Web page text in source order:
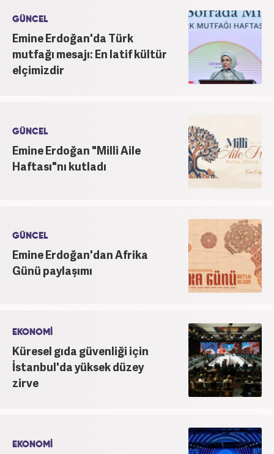
Editörü kariyerine devam etmektedir.
GÜNCEL
Emine Erdoğan'da Türk
mutfağı mesajı: En latif kültür
elçimizdir
GÜNCEL
Emine Erdoğan "Milli Aile
Haftası"nı kutladı
GÜNCEL
Emine Erdoğan'dan Afrika
Günü paylaşımı
EKONOMİ
Küresel gıda güvenliği için
İstanbul'da yüksek düzey
zirve
EKONOMİ